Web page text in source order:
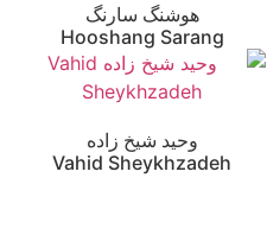
هوشنگ سارنگ
Hooshang Sarang
وحید شیخ زاده
Vahid Sheykhzadeh